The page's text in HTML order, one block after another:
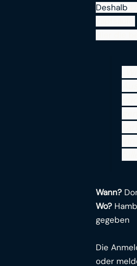
Deshalb
Wann?
Wo?
gegeben
Die
oder